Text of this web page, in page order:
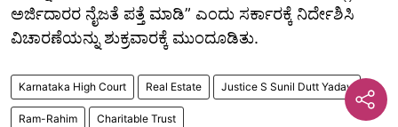
ಅರ್ಜಿದಾರರ ನೈಜತೆ ಪತ್ತೆ ಮಾಡಿ” ಎಂದು ಸರ್ಕಾರಕ್ಕೆ ನಿರ್ದೇಶಿಸಿ
ವಿಚಾರಣೆಯನ್ನು ಶುಕ್ರವಾರಕ್ಕೆ ಮುಂದೂಡಿತು.
Karnataka High Court Real Estate Justice S Sunil Dutt Yadav
Ram-Rahim Charitable Trust